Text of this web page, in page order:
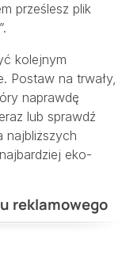
prześlesz plik
kolejnym
Postaw na trwały,
naprawdę
lub sprawdź
najbliższych
eko-
reklamowego